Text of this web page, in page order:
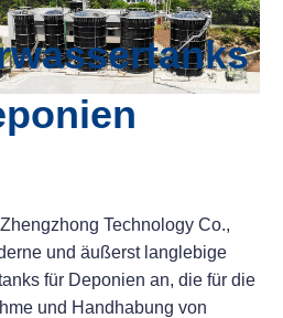
Technology Co.,
und äußerst langlebige
für Deponien an, die für die
und Handhabung von